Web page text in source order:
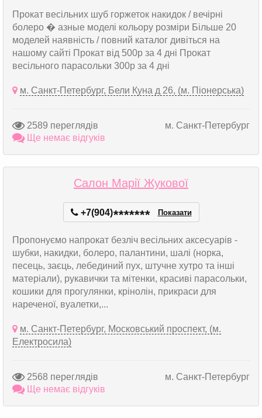
Прокат весільних шуб горжеток накидок / вечірні
болеро � азные моделі кольору розміри Більше 20
моделей наявність / повний каталог дивіться на
нашому сайті Прокат від 500р за 4 дні Прокат
весільного парасольки 300р за 4 дні
м. Санкт-Петербург, Бели Куна д 26, (м. Піонерська)
2589 переглядів
м. Санкт-Петербург
Ще немає відгуків
Салон Марії Жукової
+7(904)******* Показати
Пропонуємо напрокат безліч весільних аксесуарів -
шубки, накидки, болеро, палантини, шалі (норка,
песець, заєць, лебединий пух, штучне хутро та інші
матеріали), рукавички та мітенки, красиві парасольки,
кошики для прогулянки, крінолін, прикраси для
нареченої, вуалетки,...
м. Санкт-Петербург, Московський проспект, (м.
Електросила)
2568 переглядів
м. Санкт-Петербург
Ще немає відгуків